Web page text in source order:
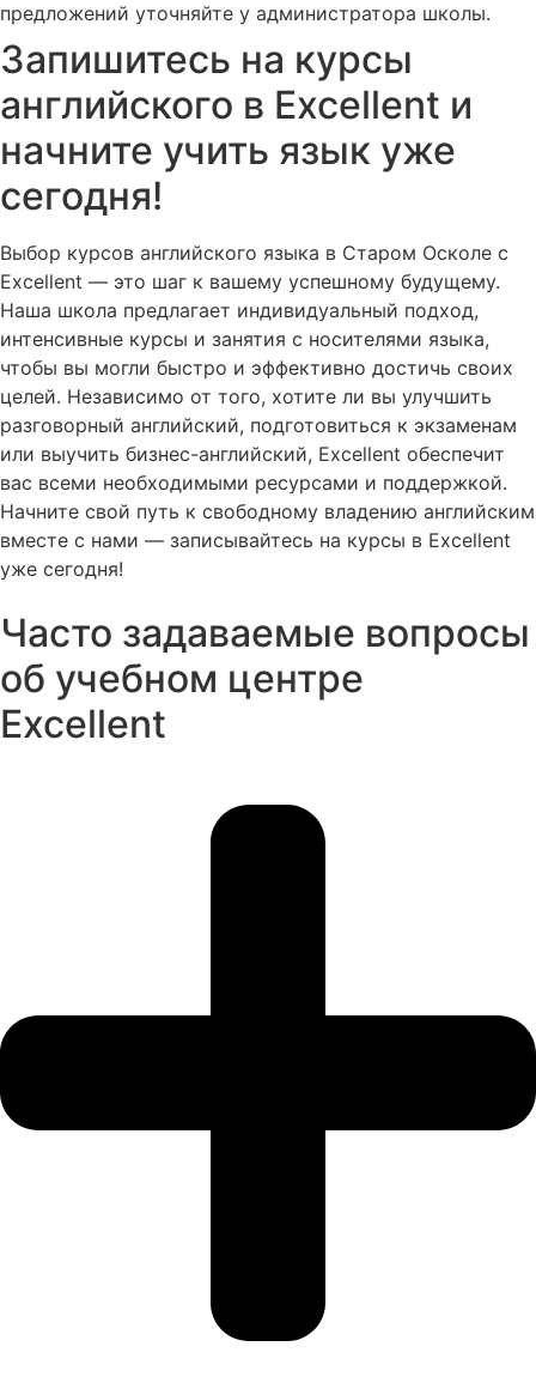
предложений уточняйте у администратора школы.
Запишитесь на курсы
английского в Excellent и
начните учить язык уже
сегодня!
Выбор курсов английского языка в Старом Осколе с
Excellent — это шаг к вашему успешному будущему.
Наша школа предлагает индивидуальный подход,
интенсивные курсы и занятия с носителями языка,
чтобы вы могли быстро и эффективно достичь своих
целей. Независимо от того, хотите ли вы улучшить
разговорный английский, подготовиться к экзаменам
или выучить бизнес-английский, Excellent обеспечит
вас всеми необходимыми ресурсами и поддержкой.
Начните свой путь к свободному владению английским
вместе с нами — записывайтесь на курсы в Excellent
уже сегодня!
Часто задаваемые вопросы
об учебном центре
Excellent